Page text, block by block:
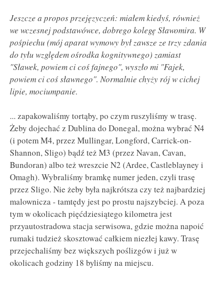
Jeszcze a propos przejęzyczeń: miałem kiedyś, również
we wczesnej podstawówce, dobrego kolegę Sławomira. W
pośpiechu (mój aparat wymowy był zawsze ze trzy zdania
do tyłu względem ośrodka kognitywnego) zamiast
"Sławek, powiem ci coś fajnego", wyszło mi "Fajek,
powiem ci coś sławnego". Normalnie chyży rój w cichej
lipie, mociumpanie.
... zapakowaliśmy tortąby, po czym ruszyliśmy w trasę.
Żeby dojechać z Dublina do Donegal, można wybrać N4
(i potem M4, przez Mullingar, Longford, Carrick-on-
Shannon, Sligo) bądź też M3 (przez Navan, Cavan,
Bundoran) albo też wreszcie N2 (Ardee, Castleblayney i
Omagh). Wybraliśmy bramkę numer jeden, czyli trasę
przez Sligo. Nie żeby była najkrótsza czy też najbardziej
malownicza - tamtędy jest po prostu najszybciej. A poza
tym w okolicach pięćdziesiątego kilometra jest
przyautostradowa stacja serwisowa, gdzie można napoić
rumaki tudzież skosztować całkiem niezłej kawy. Trasę
przejechaliśmy bez większych poślizgów i już w
okolicach godziny 18 byliśmy na miejscu.